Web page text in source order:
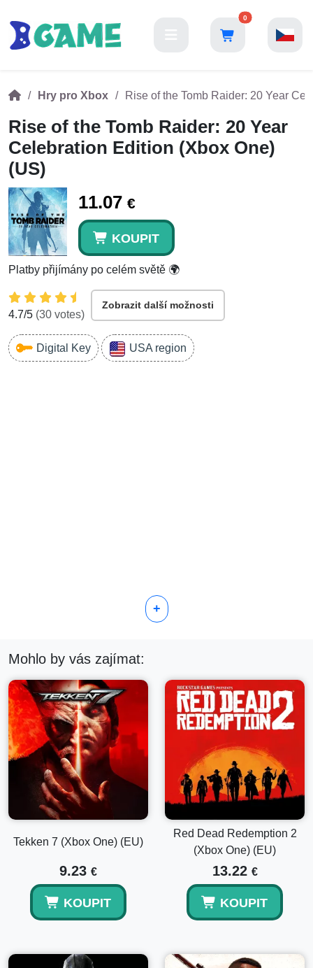
0
Hry pro Xbox Rise of the Tomb Raider: 20 Year
Rise of the Tomb Raider: 20 Year
Celebration Edition (Xbox One)
(US)
11.07 €
KOUPIT
Platby přijímány po celém světě 🌍
4.7/5 (30 votes)
Zobrazit další možnosti
Digital Key USA region
+
Mohlo by vás zajímat:
Tekken 7 (Xbox One) (EU)
9.23 €
KOUPIT
Red Dead Redemption 2
(Xbox One) (EU)
13.22 €
KOUPIT